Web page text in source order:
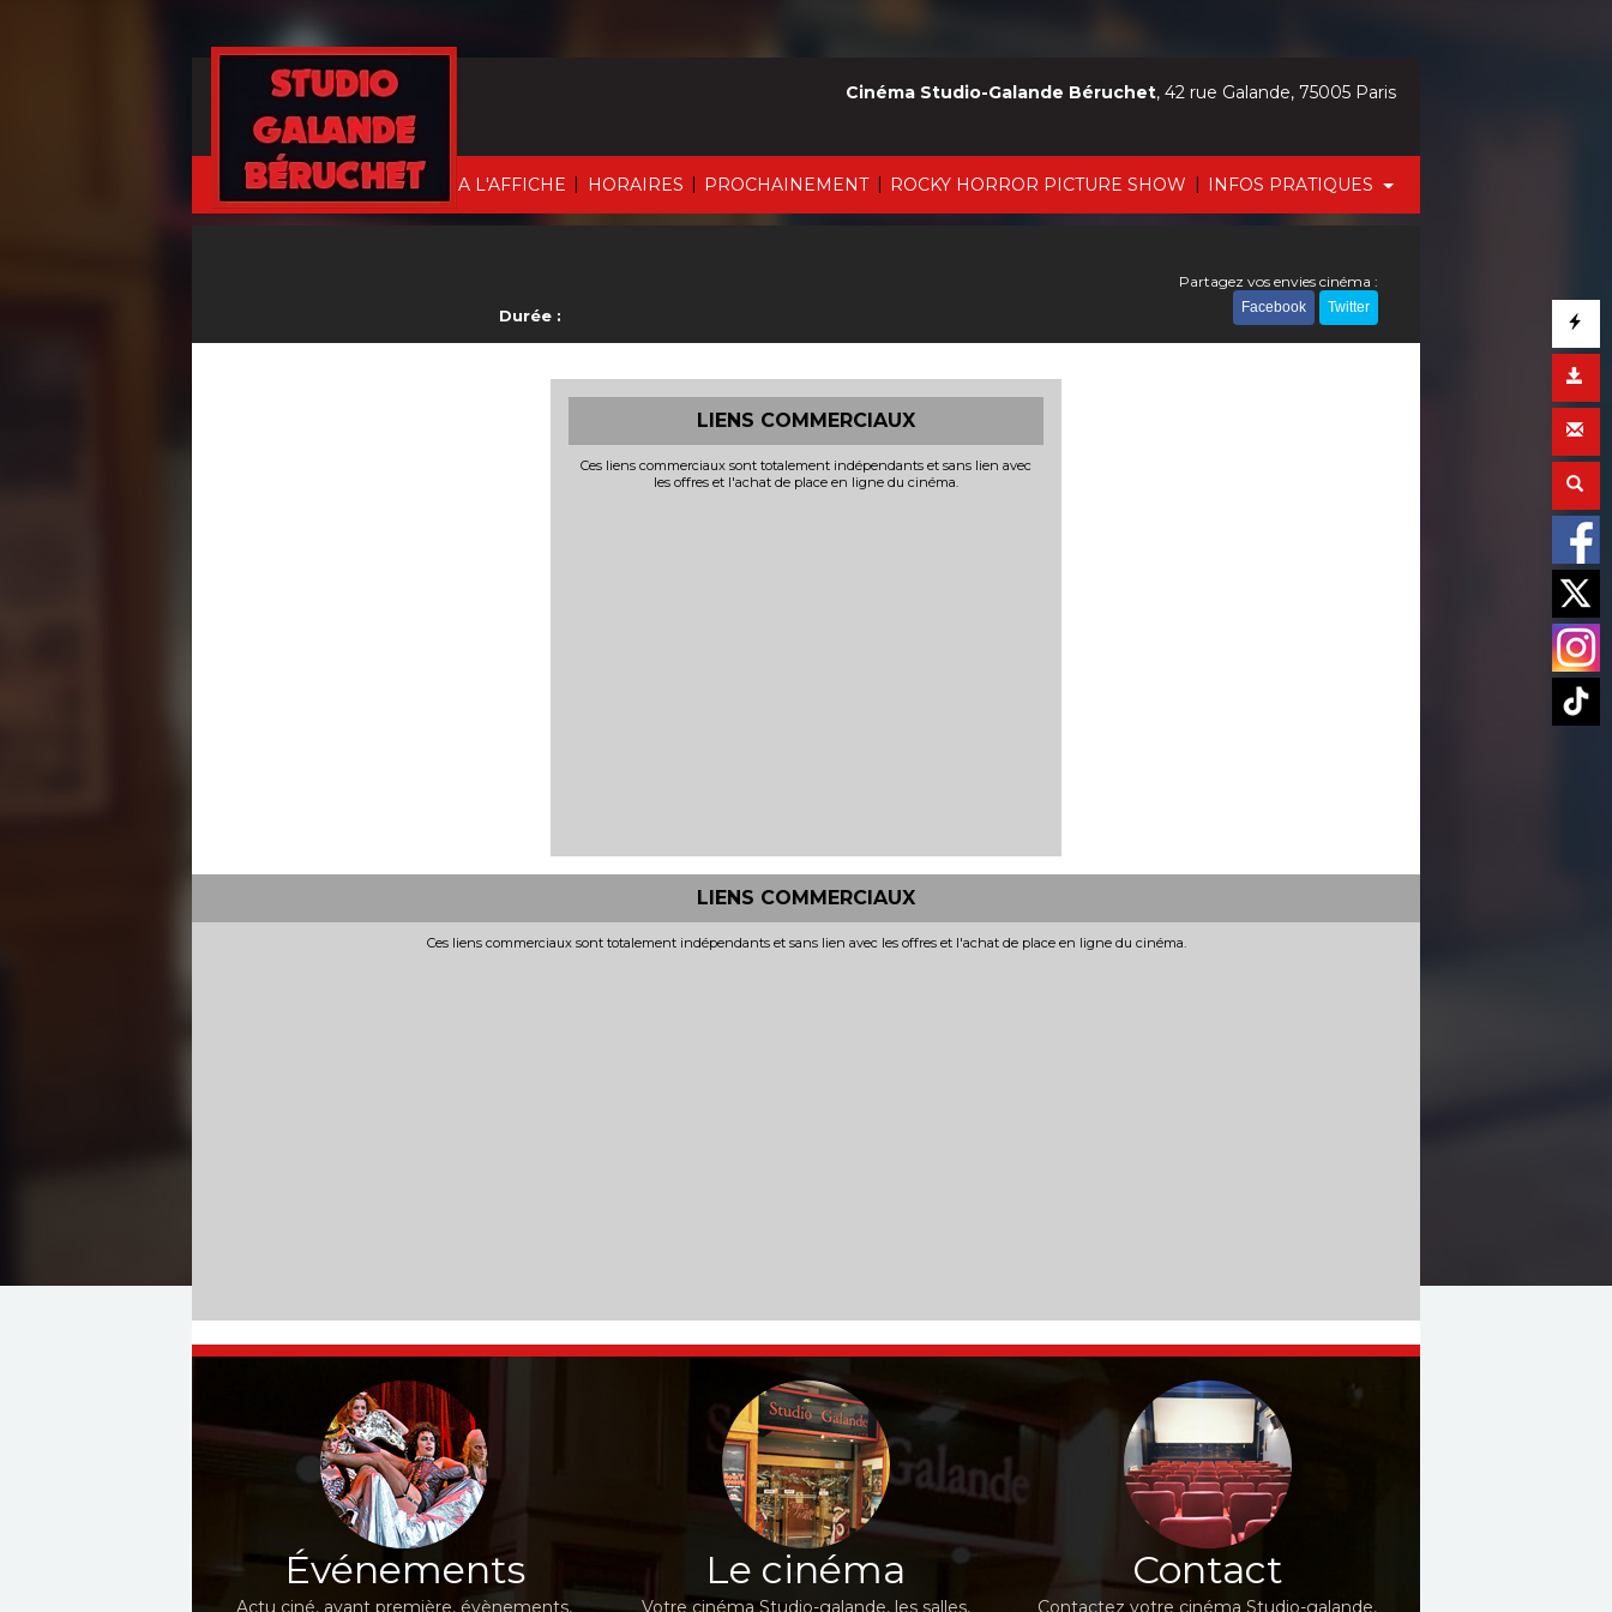
A L'AFFICHE | HORAIRES | PROCHAINEMENT | ROCKY HORROR PICTURE SHOW | INFOS PRATIQUES
Cinéma Studio-Galande Béruchet, 42 rue Galande, 75005 Paris
Durée :
Partagez vos envies cinéma :
Facebook Twitter
LIENS COMMERCIAUX
Ces liens commerciaux sont totalement indépendants et sans lien avec
les offres et l'achat de place en ligne du cinéma.
LIENS COMMERCIAUX
Ces liens commerciaux sont totalement indépendants et sans lien avec les offres et l'achat de place en ligne du cinéma.
Événements
Actu ciné, avant première, évènements,
Le cinéma
Votre cinéma Studio-galande, les salles,
Contact
Contactez votre cinéma Studio-galande,